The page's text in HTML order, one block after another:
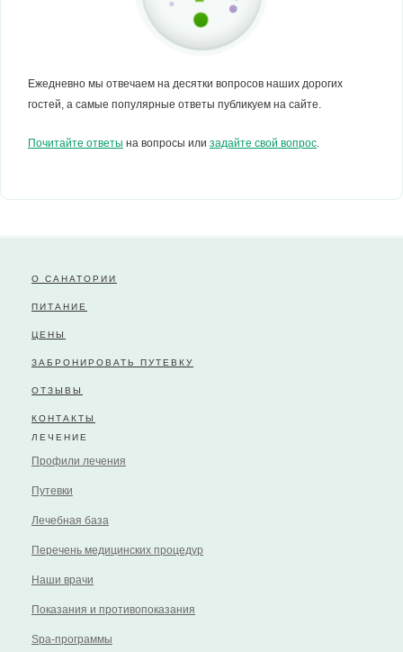
Ежедневно мы отвечаем на десятки вопросов наших дорогих
гостей, а самые популярные ответы публикуем на сайте.
Почитайте ответы на вопросы или задайте свой вопрос.
О САНАТОРИИ
ПИТАНИЕ
ЦЕНЫ
ЗАБРОНИРОВАТЬ ПУТЕВКУ
ОТЗЫВЫ
КОНТАКТЫ
ЛЕЧЕНИЕ
Профили лечения
Путевки
Лечебная база
Перечень медицинских процедур
Наши врачи
Показания и противопоказания
Spa-программы